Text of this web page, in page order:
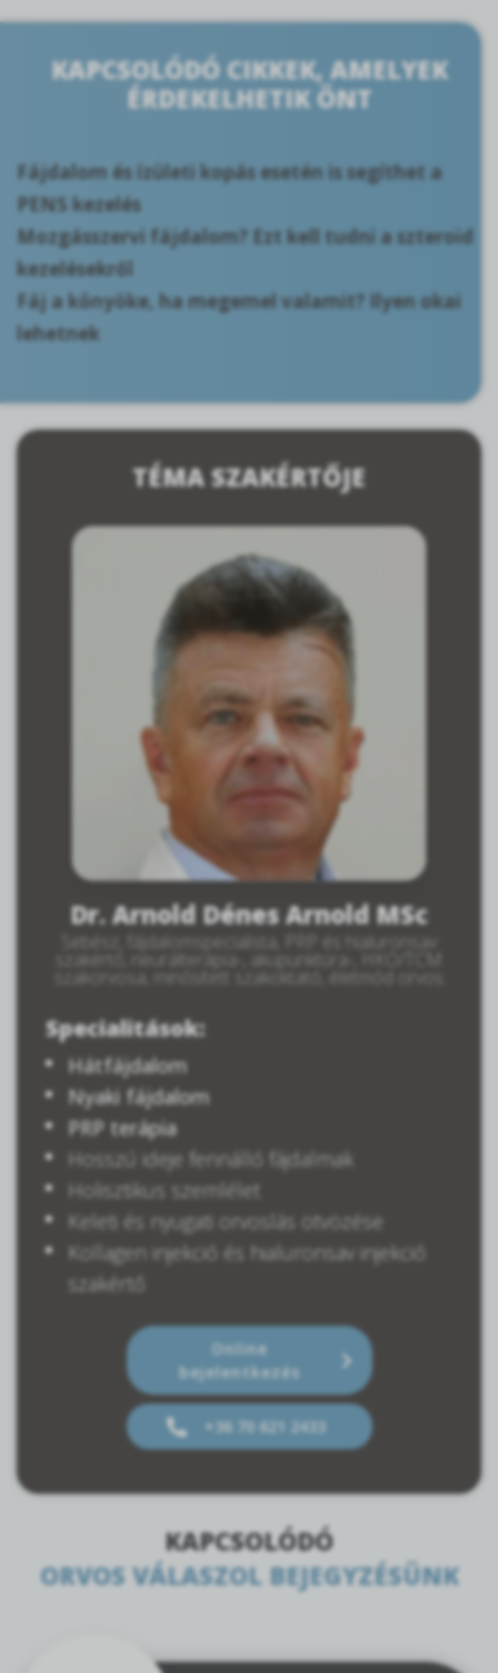
KAPCSOLÓDÓ CIKKEK, AMELYEK
ÉRDEKELHETIK ÖNT
Fájdalom és ízületi kopás esetén is segíthet a
PENS kezelés
Mozgásszervi fájdalom? Ezt kell tudni a szteroid
kezelésekről
Fáj a könyöke, ha megemel valamit? Ilyen okai
lehetnek
TÉMA SZAKÉRTŐJE
Dr. Arnold Dénes Arnold MSc
Sebész, fájdalomspecialista, PRP és hialuronsav
szakértő, neurálterápia-, akupunktúra-, HKO/TCM
szakorvosa, minősített szakoktató, életmód orvos
Specialitások:
Hátfájdalom
Nyaki fájdalom
PRP terápia
Hosszú ideje fennálló fájdalmak
Holisztikus szemlélet
Keleti és nyugati orvoslás ötvözése
Kollagen injekció és hialuronsav injekció
szakértő
Online
bejelentkezés
+36 70 621 2433
KAPCSOLÓDÓ
ORVOS VÁLASZOL BEJEGYZÉSÜNK